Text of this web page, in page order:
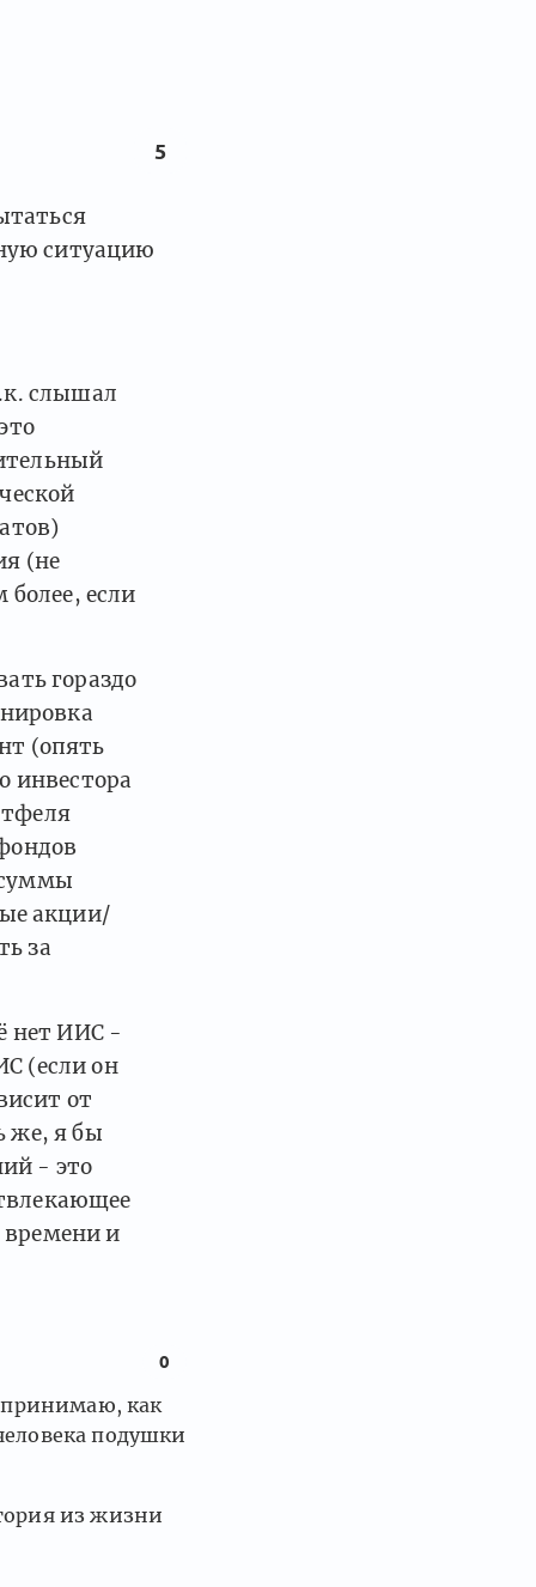
5
ситуацию
слышал
(не
более, если
гораздо
(опять
инвестора
суммы
акции/
за
нет ИИС -
(если он
от
же, я бы
- это
времени и
0
принимаю, как
подушки
из жизни